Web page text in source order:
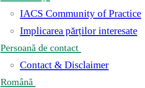
IACS Community of Practice
Implicarea părților interesate
Persoană de contact
Contact & Disclaimer
Română